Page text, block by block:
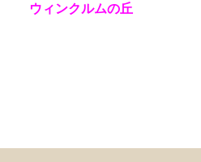
ウィンクルムの丘